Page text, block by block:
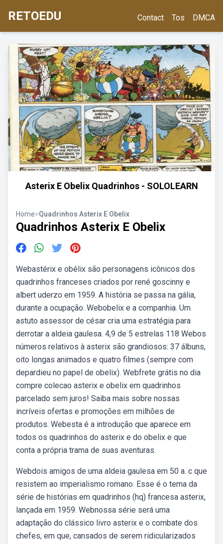
RETOEDU Contact Tos DMCA
Asterix E Obelix Quadrinhos - SOLOLEARN
Home>Quadrinhos Asterix E Obelix
Quadrinhos Asterix E Obelix
Webastérix e obélix são personagens icônicos dos
quadrinhos franceses criados por rené goscinny e
albert uderzo em 1959. A história se passa na gália,
durante a ocupação. Webobelix e a companhia. Um
astuto assessor de césar cria uma estratégia para
derrotar a aldeia gaulesa. 4,9 de 5 estrelas 118 Webos
números relativos à asterix são grandiosos: 37 álbuns,
oito longas animados e quatro filmes (sempre com
depardieu no papel de obelix). Webfrete grátis no dia
compre colecao asterix e obelix em quadrinhos
parcelado sem juros! Saiba mais sobre nossas
incríveis ofertas e promoções em milhões de
produtos. Webesta é a introdução que aparece em
todos os quadrinhos do asterix e do obelix e que
conta a própria trama de suas aventuras.
Webdois amigos de uma aldeia gaulesa em 50 a. c que
resistem ao imperialismo romano. Esse é o tema da
série de histórias em quadrinhos (hq) francesa asterix,
lançada em 1959. Webnossa série será uma
adaptação do clássico livro asterix e o combate dos
chefes, em que, cansados de serem ridicularizados